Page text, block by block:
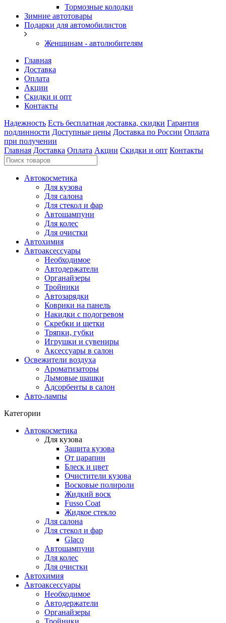
Тормозные колодки
Зимние автотовары
Подарки для автомобилистов
Женщинам - автолюбителям
Главная
Доставка
Оплата
Акции
Скидки и опт
Контакты
Надежность Есть бесплатная доставка, скидки Гарантия
подлинности Доступные цены Доставка по России Оплата
при получении
Главная Доставка Оплата Акции Скидки и опт Контакты
Автокосметика
Для кузова
Для салона
Для стекол и фар
Автошампуни
Для колес
Для очистки
Автохимия
Автоаксессуары
Необходимое
Автодержатели
Органайзеры
Тройники
Автозарядки
Коврики на панель
Накидки с подогревом
Скребки и щетки
Тряпки, губки
Игрушки и сувениры
Аксессуары в салон
Освежители воздуха
Ароматизаторы
Дымовые шашки
Адсорбенты в салон
Авто-лампы
Категории
Автокосметика
Для кузова
Защита кузова
От царапин
Блеск и цвет
Очистители кузова
Восковые полироли
Жидкий воск
Fusso Coat
Жидкое стекло
Для салона
Для стекол и фар
Glaco
Автошампуни
Для колес
Для очистки
Автохимия
Автоаксессуары
Необходимое
Автодержатели
Органайзеры
Тройники